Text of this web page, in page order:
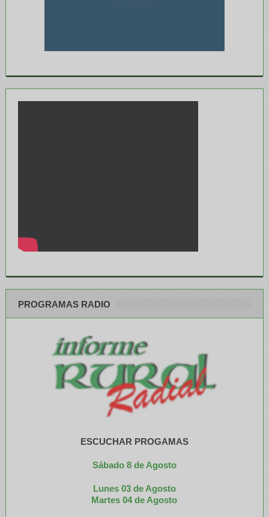
PROGRAMAS RADIO
ESCUCHAR PROGAMAS
Sábado 8 de Agosto
Lunes 03 de Agosto
Martes 04 de Agosto